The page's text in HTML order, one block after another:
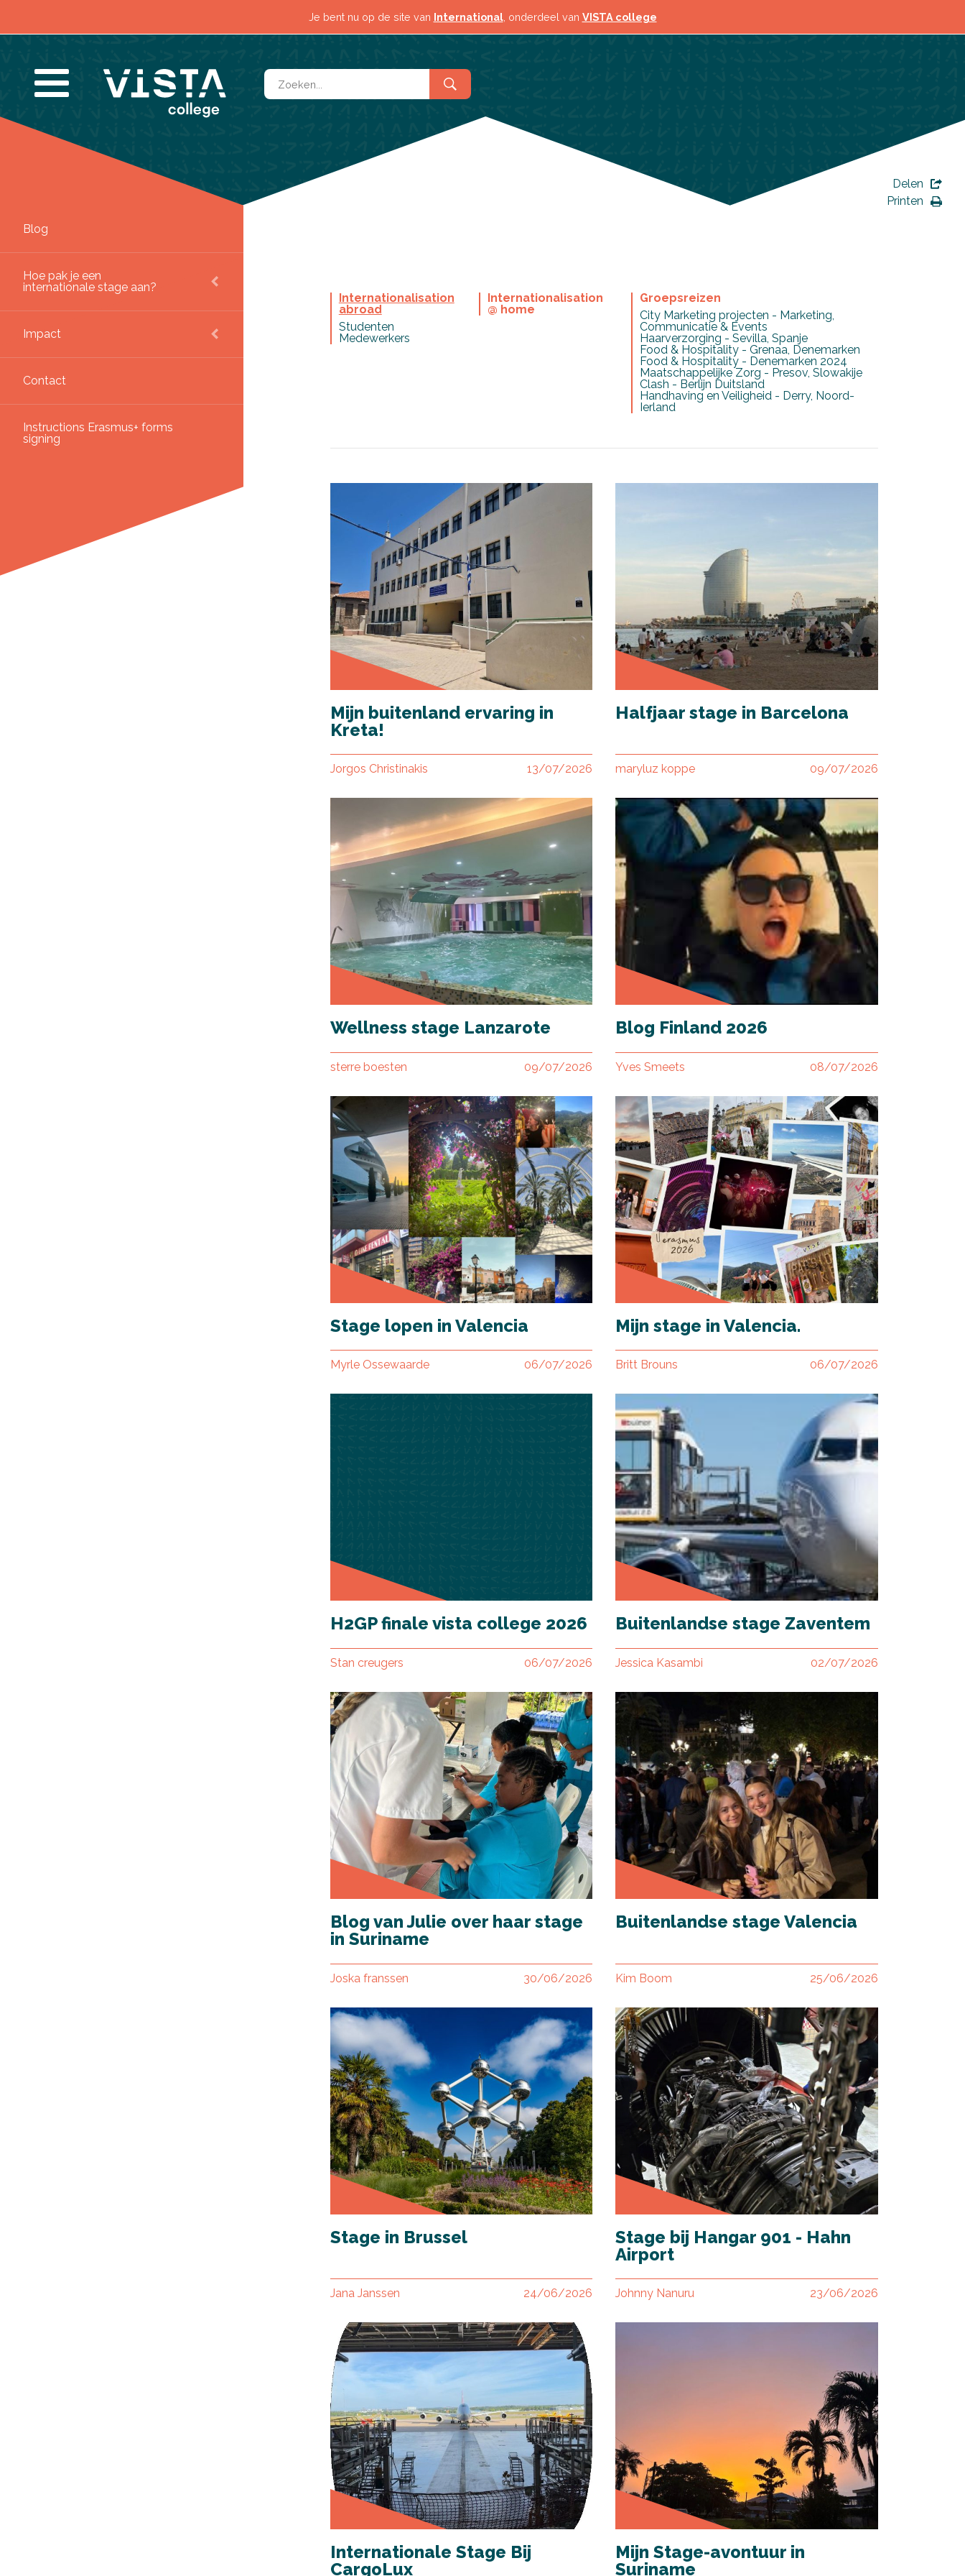
Je bent nu op de site van International, onderdeel van VISTA college
Delen
Printen
Blog
Hoe pak je een
internationale stage aan?
Impact
Contact
Instructions Erasmus+ forms
signing
Internationalisation
abroad
Studenten
Medewerkers
Internationalisation
@ home
Groepsreizen
City Marketing projecten - Marketing,
Communicatie & Events
Haarverzorging - Sevilla, Spanje
Food & Hospitality - Grenaa, Denemarken
Food & Hospitality - Denemarken 2024
Maatschappelijke Zorg - Presov, Slowakije
Clash - Berlijn Duitsland
Handhaving en Veiligheid - Derry, Noord-
Ierland
Mijn buitenland ervaring in
Kreta!
Jorgos Christinakis 13/07/2026
Halfjaar stage in Barcelona
maryluz koppe 09/07/2026
Wellness stage Lanzarote
sterre boesten 09/07/2026
Blog Finland 2026
Yves Smeets 08/07/2026
Stage lopen in Valencia
Myrle Ossewaarde 06/07/2026
Mijn stage in Valencia.
Britt Brouns 06/07/2026
H2GP finale vista college 2026
Stan creugers 06/07/2026
Buitenlandse stage Zaventem
Jessica Kasambi 02/07/2026
Blog van Julie over haar stage
in Suriname
Joska franssen 30/06/2026
Buitenlandse stage Valencia
Kim Boom 25/06/2026
Stage in Brussel
Jana Janssen 24/06/2026
Stage bij Hangar 901 - Hahn
Airport
Johnny Nanuru 23/06/2026
Internationale Stage Bij
CargoLux
Mijn Stage-avontuur in
Suriname